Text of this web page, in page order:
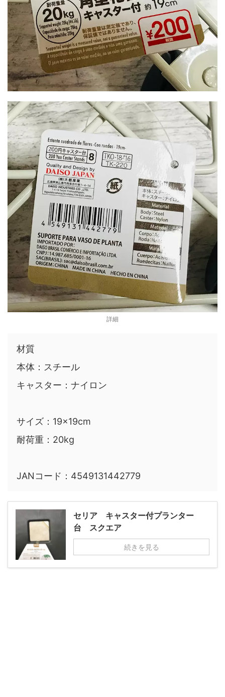
詳細
材質
本体：スチール
キャスター：ナイロン
サイズ：19×19cm
耐荷重：20kg
JANコード：4549131442779
セリア キャスター付プランター
台 スクエア
続きを見る